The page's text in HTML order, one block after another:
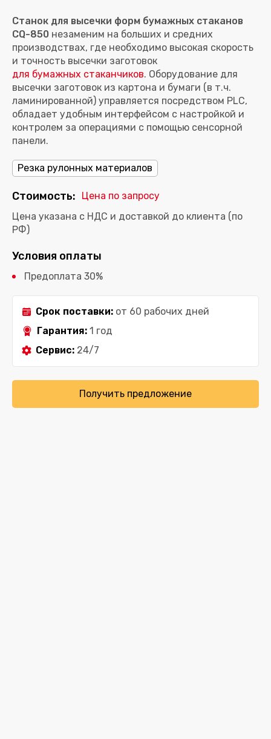
Станок для высечки форм бумажных стаканов
CQ-850 незаменим на больших и средних
производствах, где необходимо высокая скорость
и точность высечки заготовок
для бумажных стаканчиков. Оборудование для
высечки заготовок из картона и бумаги (в т.ч.
ламинированной) управляется посредством PLC,
обладает удобным интерфейсом с настройкой и
контролем за операциями с помощью сенсорной
Резка рулонных материалов
Стоимость:
Цена по запросу
Цена указана с НДС и доставкой до клиента (по
РФ)
Условия оплаты
Предоплата 30%
Срок поставки: от 60 рабочих дней
Гарантия: 1 год
Сервис: 24/7
Получить предложение